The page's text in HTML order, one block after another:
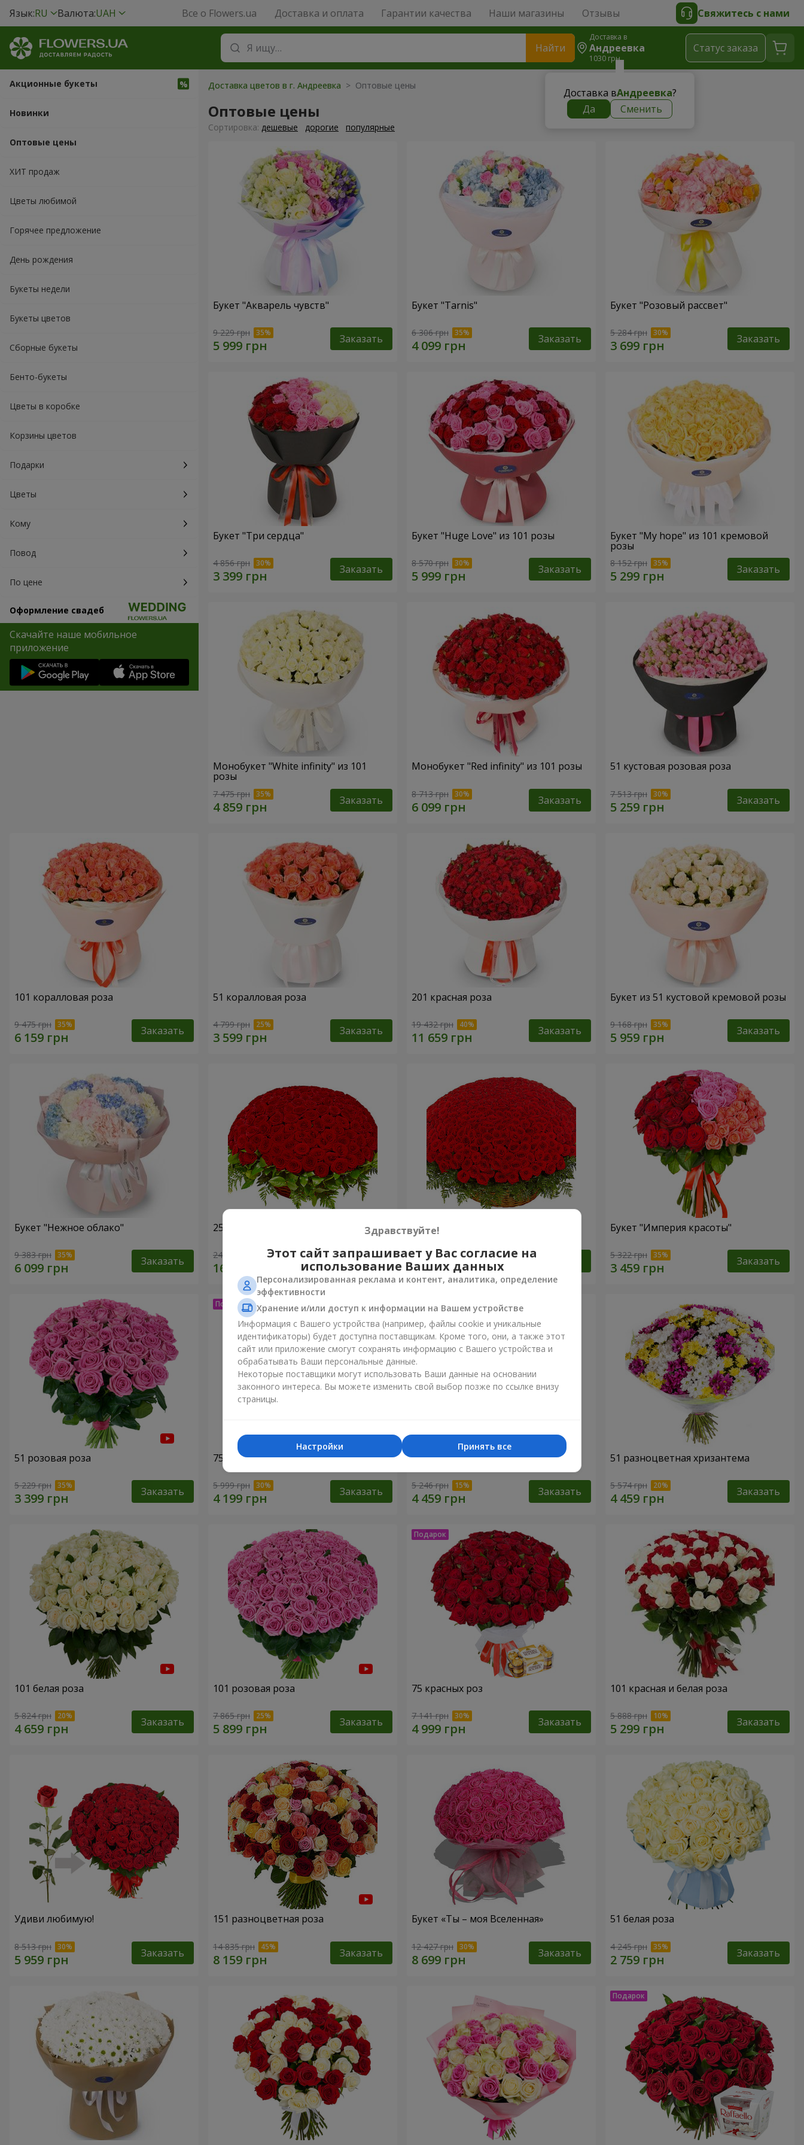
Язык:RU Валюта:UAH Все о Flowers.ua Доставка и оплата Гарантии качества Наши магазины Отзывы Свяжитесь с нами
Найти
Доставка в
Андреевка
1030 грн
Доставка вАндреевка?
Да
Сменить
Cтатус заказа
Акционные букеты
Новинки
Оптовые цены
ХИТ продаж
Цветы любимой
Горячее предложение
День рождения
Букеты недели
Букеты цветов
Сборные букеты
Бенто-букеты
Цветы в коробке
Корзины цветов
Подарки
Цветы
Кому
Повод
По цене
Оформление свадеб
Скачайте наше мобильное
приложение
Доставка цветов в г. Андреевка > Оптовые цены
Оптовые цены
Cортировка: дешевые дорогие популярные
Букет "Акварель чувств"
9 229 грн Заказать
Букет "Tarnis"
6 306 грн Заказать
Букет "Розовый рассвет"
5 284 грн Заказать
Букет "Три сердца"
4 856 грн Заказать
Букет "Huge Love" из 101 розы
8 570 грн Заказать
Букет "My hope" из 101 кремовой
розы
8 152 грн Заказать
Монобукет "White infinity" из 101
розы
7 475 грн Заказать
Монобукет "Red infinity" из 101 розы
8 713 грн Заказать
51 кустовая розовая роза
7 513 грн Заказать
101 коралловая роза
9 475 грн Заказать
51 коралловая роза
4 799 грн Заказать
201 красная роза
19 432 грн Заказать
Букет из 51 кустовой кремовой розы
9 168 грн Заказать
Букет "Нежное облако"
9 383 грн Заказать
251 красная роза
24 284 грн Заказать
501 красная роза
56 362 грн
Букет "Империя красоты"
5 322 грн Заказать
51 розовая роза
5 229 грн Заказать
75 белых роз
5 999 грн Заказать
51 белая хризантема
5 246 грн Заказать
51 разноцветная хризантема
5 574 грн Заказать
101 белая роза
5 824 грн Заказать
101 розовая роза
7 865 грн Заказать
75 красных роз
7 141 грн Заказать
101 красная и белая роза
5 888 грн Заказать
Удиви любимую!
8 513 грн Заказать
151 разноцветная роза
14 835 грн Заказать
Букет «Ты – моя Вселенная»
12 427 грн Заказать
51 белая роза
4 245 грн Заказать
Здравствуйте!
Этот сайт запрашивает у Вас согласие на
использование Ваших данных
Персонализированная реклама и контент, аналитика, определение
эффективности
Хранение и/или доступ к информации на Вашем устройстве
Информация с Вашего устройства (например, файлы cookie и уникальные
идентификаторы) будет доступна поставщикам. Кроме того, они, а также этот
сайт или приложение смогут сохранять информацию с Вашего устройства и
обрабатывать Ваши персональные данные.
Некоторые поставщики могут использовать Ваши данные на основании
законного интереса. Вы можете изменить свой выбор позже по ссылке внизу
страницы.
Принять все
Настройки